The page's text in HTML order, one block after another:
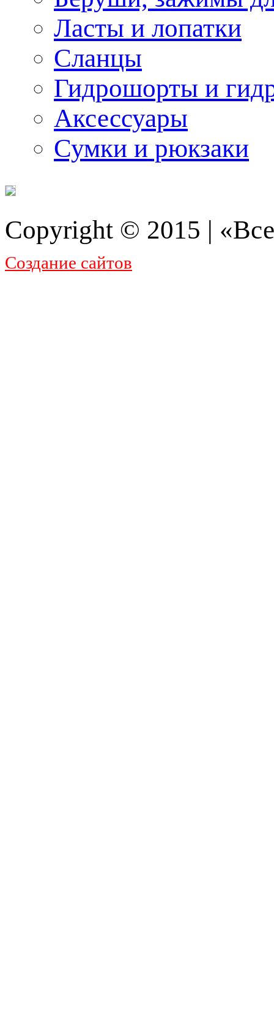
Ласты и лопатки
Сланцы
Гидрошорты и
Аксессуары
Сумки и рюкзаки
Copyright © 2015 |
Создание сайтов